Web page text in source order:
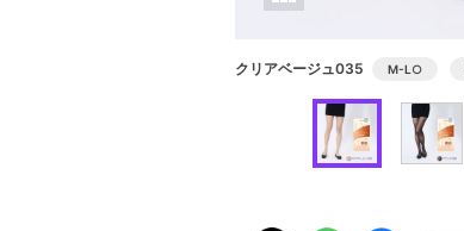
クリアベージュ035 M-L ○